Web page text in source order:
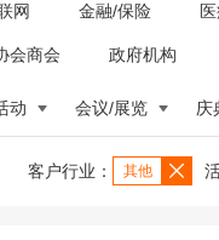
网 金融/保险
会商会 政府机构
动 会议/展览 庆
客户行业： 其他